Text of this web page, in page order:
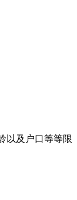
以及户口等等限